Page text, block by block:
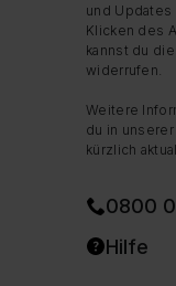
und Updates
Klicken des
kannst du
widerrufen.
Weitere
du in unserer
kürzlich
0800
Hilfe